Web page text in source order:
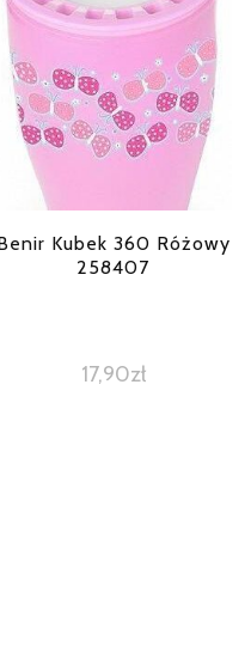
Kubek 360 Różowy
258407
17,90zł